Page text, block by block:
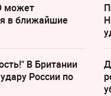
может
в ближайшие
В Британии
России по